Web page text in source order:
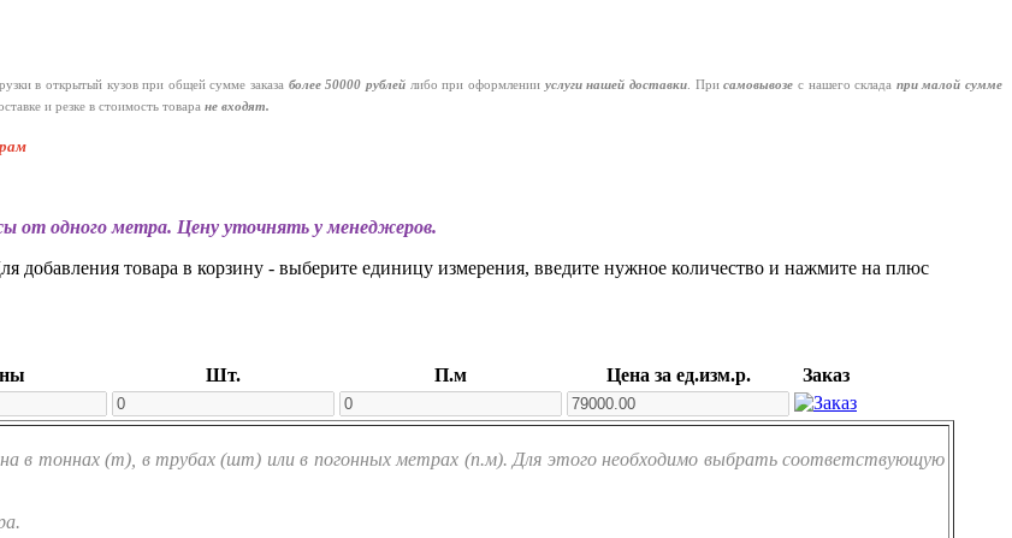
в открытый кузов при общей сумме заказа более 50000 рублей либо при оформлении услуги нашей доставки. Присамовывозе с нашего склада при малой сумме
и резке в стоимость товара не входят.
от одного метра. Цену уточнять у менеджеров.
добавления товара в корзину - выберите единицу измерения, введите нужное количество и нажмите на плюс
Шт. П.м Цена за ед.изм.р.
Заказ
в тоннах (т), в трубах (шт) или в погонных метрах (п.м). Для этого необходимо выбрать соответствующую